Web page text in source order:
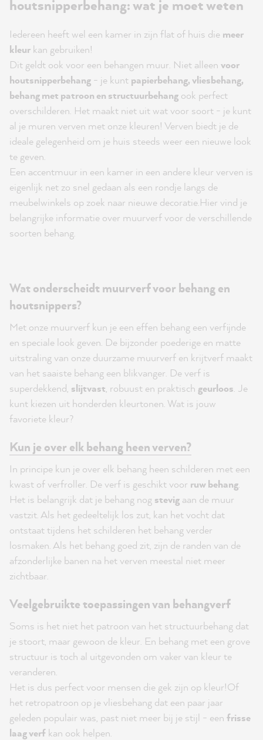
houtsnipperbehang: wat je moet weten
Iedereen heeft wel een kamer in zijn flat of huis die meer
kleur kan gebruiken!
Dit geldt ook voor een behangen muur. Niet alleen voor
houtsnipperbehang - je kunt papierbehang, vliesbehang,
behang met patroon en structuurbehang ook perfect
overschilderen. Het maakt niet uit wat voor soort - je kunt
al je muren verven met onze kleuren! Verven biedt je de
ideale gelegenheid om je huis steeds weer een nieuwe look
te geven.
Een accentmuur in een kamer in een andere kleur verven is
eigenlijk net zo snel gedaan als een rondje langs de
meubelwinkels op zoek naar nieuwe decoratie.Hier vind je
belangrijke informatie over muurverf voor de verschillende
soorten behang.
Wat onderscheidt muurverf voor behang en
houtsnippers?
Met onze muurverf kun je een effen behang een verfijnde
en speciale look geven. De bijzonder poederige en matte
uitstraling van onze duurzame muurverf en krijtverf maakt
van het saaiste behang een blikvanger. De verf is
superdekkend, slijtvast, robuust en praktisch geurloos. Je
kunt kiezen uit honderden kleurtonen. Wat is jouw
favoriete kleur?
Kun je over elk behang heen verven?
In principe kun je over elk behang heen schilderen met een
kwast of verfroller. De verf is geschikt voor ruw behang.
Het is belangrijk dat je behang nog stevig aan de muur
vastzit. Als het gedeeltelijk los zut, kan het vocht dat
ontstaat tijdens het schilderen het behang verder
losmaken. Als het behang goed zit, zijn de randen van de
afzonderlijke banen na het verven meestal niet meer
zichtbaar.
Veelgebruikte toepassingen van behangverf
Soms is het niet het patroon van het structuurbehang dat
je stoort, maar gewoon de kleur. En behang met een grove
structuur is toch al uitgevonden om vaker van kleur te
veranderen.
Het is dus perfect voor mensen die gek zijn op kleur!Of
het retropatroon op je vliesbehang dat een paar jaar
geleden populair was, past niet meer bij je stijl - een frisse
laag verf kan ook helpen.